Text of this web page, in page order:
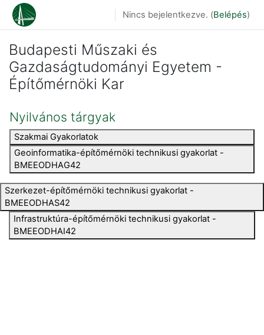
Tovább a fő tartalomhoz
Nincs bejelentkezve. (Belépés)
Budapesti Műszaki és
Gazdaságtudományi Egyetem -
Építőmérnöki Kar
Nyilvános tárgyak
Szakmai Gyakorlatok
Geoinformatika-építőmérnöki technikusi gyakorlat -
BMEEODHAG42
Szerkezet-építőmérnöki technikusi gyakorlat -
BMEEODHAS42
Infrastruktúra-építőmérnöki technikusi gyakorlat -
BMEEODHAI42